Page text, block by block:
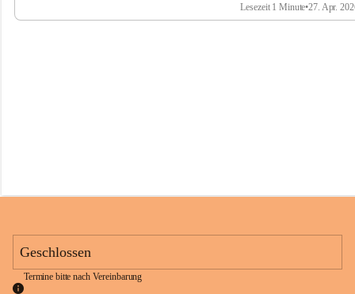
k
n
Lesezeit 1 Minute•27. Apr.
Geschlossen
Termine bitte nach Vereinbarung